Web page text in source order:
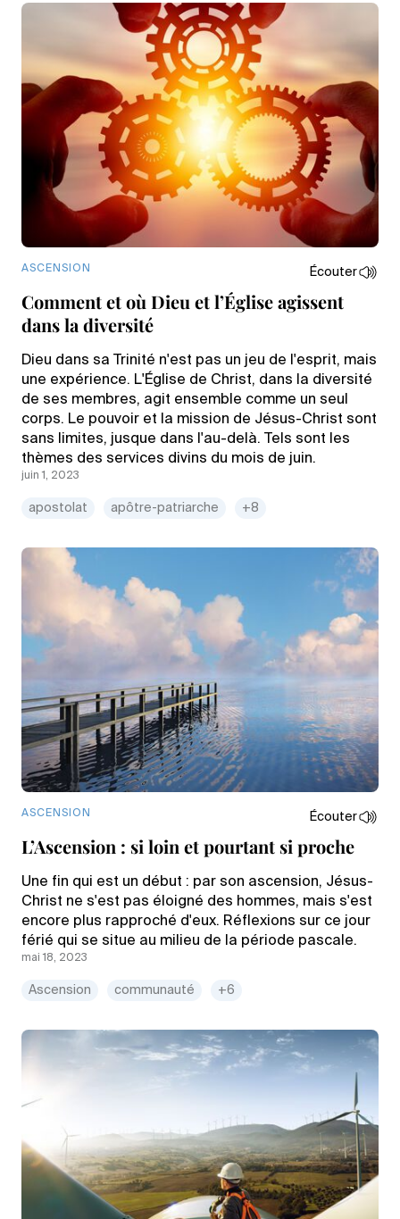
ASCENSION Écouter
Comment et où Dieu et l’Église agissent
dans la diversité
Dieu dans sa Trinité n'est pas un jeu de l'esprit, mais
une expérience. L'Église de Christ, dans la diversité
de ses membres, agit ensemble comme un seul
corps. Le pouvoir et la mission de Jésus-Christ sont
sans limites, jusque dans l'au-delà. Tels sont les
thèmes des services divins du mois de juin.
juin 1, 2023
apostolat apôtre-patriarche +8
ASCENSION Écouter
L’Ascension : si loin et pourtant si proche
Une fin qui est un début : par son ascension, Jésus-
Christ ne s'est pas éloigné des hommes, mais s'est
encore plus rapproché d'eux. Réflexions sur ce jour
férié qui se situe au milieu de la période pascale.
mai 18, 2023
Ascension communauté +6